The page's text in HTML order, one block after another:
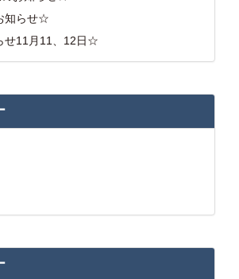
知らせ☆
せ11月11、12日☆